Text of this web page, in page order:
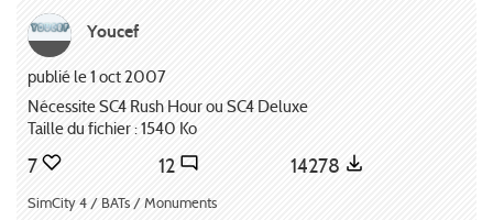
Youcef
publié le 1 oct 2007
Nécessite SC4 Rush Hour ou SC4 Deluxe
Taille du fichier : 1540 Ko
7 12 14278
SimCity 4 / BATs / Monuments